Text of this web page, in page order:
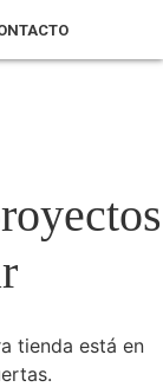
tienda está en